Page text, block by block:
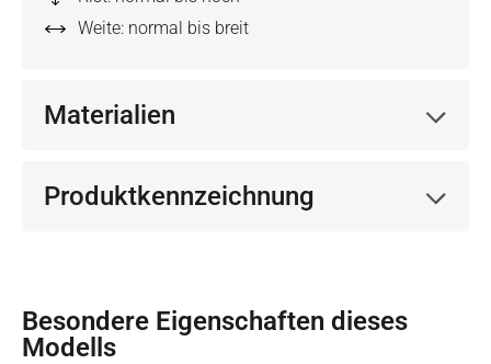
Weite: normal bis breit
Materialien
Produktkennzeichnung
Besondere Eigenschaften dieses
Modells